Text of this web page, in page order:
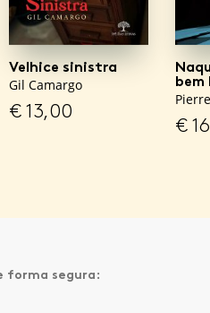
Velhice sinistra
Gil Camargo
€13,00
bem
€
forma segura: